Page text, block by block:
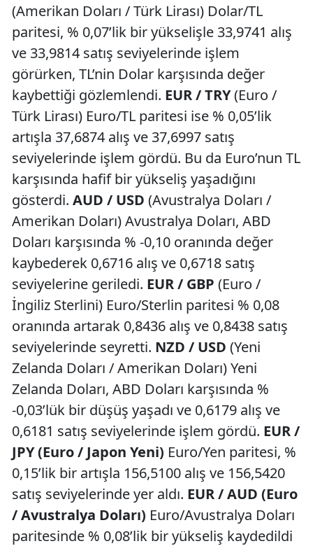
(Amerikan Doları / Türk Lirası) Dolar/TL
paritesi, % 0,07’lik bir yükselişle 33,9741 alış
ve 33,9814 satış seviyelerinde işlem
görürken, TL’nin Dolar karşısında değer
kaybettiği gözlemlendi. EUR / TRY(Euro /
Türk Lirası) Euro/TL paritesi ise % 0,05’lik
artışla 37,6874 alış ve 37,6997 satış
seviyelerinde işlem gördü. Bu da Euro’nun TL
karşısında hafif bir yükseliş yaşadığını
gösterdi. AUD / USD (Avustralya Doları /
Amerikan Doları) Avustralya Doları, ABD
Doları karşısında % -0,10 oranında değer
kaybederek 0,6716 alış ve 0,6718 satış
seviyelerine geriledi. EUR / GBP (Euro /
İngiliz Sterlini) Euro/Sterlin paritesi % 0,08
oranında artarak 0,8436 alış ve 0,8438 satış
seviyelerinde seyretti. NZD / USD (Yeni
Zelanda Doları / Amerikan Doları) Yeni
Zelanda Doları, ABD Doları karşısında %
-0,03’lük bir düşüş yaşadı ve 0,6179 alış ve
0,6181 satış seviyelerinde işlem gördü. EUR /
JPY (Euro / Japon Yeni) Euro/Yen paritesi, %
0,15’lik bir artışla 156,5100 alış ve 156,5420
satış seviyelerinde yer aldı. EUR / AUD (Euro
/ Avustralya Doları) Euro/Avustralya Doları
paritesinde % 0,08’lik bir yükseliş kaydedildi